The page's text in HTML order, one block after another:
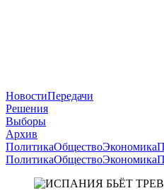
НовостиПередачи
Решения
Выборы
Архив
ПолитикаОбществоЭкономика
ПолитикаОбществоЭкономика